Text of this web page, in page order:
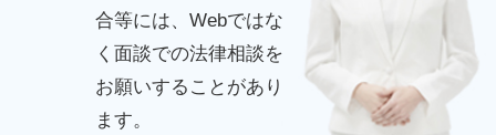
合等には、Webではな
く面談での法律相談を
お願いすることがあり
ます。